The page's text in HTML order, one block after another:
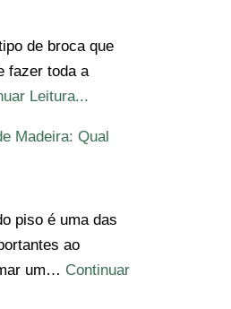
de broca que
fazer toda a
Leitura...
Madeira: Qual
piso é uma das
ao
um… Continuar